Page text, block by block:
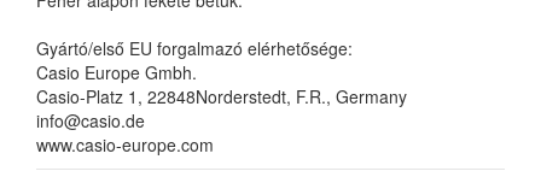
Gyártó/első EU forgalmazó elérhetősége:
Casio Europe Gmbh.
Casio-Platz 1, 22848Norderstedt, F.R., Germany
info@casio.de
www.casio-europe.com